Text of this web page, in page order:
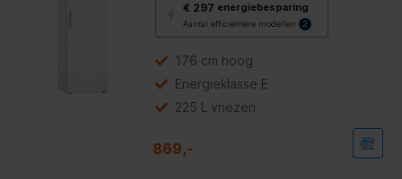
€ 297 energiebesparing
Aantal efficiëntere modellen 2
deze
knop
Youreko’s
voor
energiebesparing.
176 cm hoog
Energieklasse E
225 L vriezen
869,-